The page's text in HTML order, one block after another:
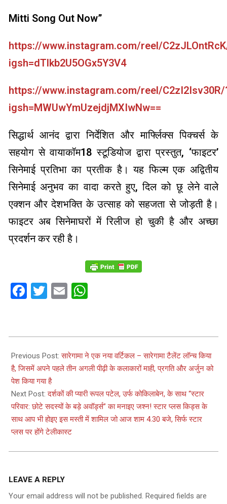
Mitti Song Out Now”
https://www.instagram.com/reel/
igsh=dTlkb2U5OGx5Y3V4
https://www.instagram.com/reel/C2zI2Isv30R/
igsh=MWUwYmUzejdjMXIwNw==
सिद्धार्थ आनंद द्वारा निर्देशित और मार्फ्लिक्स पिक्चर्स के
सहयोग से वायाकॉम18 स्टूडियोज द्वारा प्रस्तुत, ‘फाइटर’
सिनेमाई प्रतिभा का प्रतीक है। यह फिल्म एक अद्वितीय
सिनेमाई अनुभव का वादा करते हुए, दिल को छू लेने वाले
एक्शन और देशभक्ति के उत्साह को सहजता से जोड़ती है।
फाइटर अब सिनेमाघरों में रिलीज हो चुकी है और अच्छा
प्रदर्शन कर रही है।
Facebook
Twitter
Email
02-
01
Previous Post:सारेगामा ने एक नया वर्टिकल – सारेगामा टैलेंट लॉन्च किया
है, जिसमें अपने पहले तीन अगली पीढ़ी के कलाकारों माही, प्रगति और अर्जुन को
पेश किया गया है
Next Post:दर्शकों की प्यारी रूपल पटेल, उर्फ कोकिलाबेन, के साथ “स्टार
परिवार: छोटे सदस्यों के बड़े अवॉर्ड्स” का मनाइए जश्न! स्टार प्लस किड्स के
साथ आप भी होइए इस मस्ती में शामिल जो आज शाम 4.30 बजे, सिर्फ स्टार
प्लस पर होंगे टेलीकास्ट
LEAVE A REPLY
Your email address will not be published. Required fields are